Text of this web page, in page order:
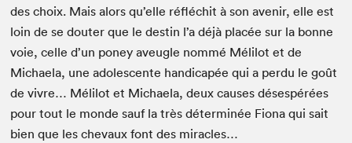
des choix. Mais alors qu’elle réflé­chit à son avenir, elle est
loin de se douter que le des­tin l’a déjà placée sur la bonne
voie, celle d’un poney aveu­gle nom­mé Mélilot et de
Michaela, une ado­les­cente hand­i­capée qui a per­du le goût
de vivre… Mélilot et Michaela, deux caus­es dés­espérées
pour tout le monde sauf la très déter­minée Fiona qui sait
bien que les chevaux font des miracles…